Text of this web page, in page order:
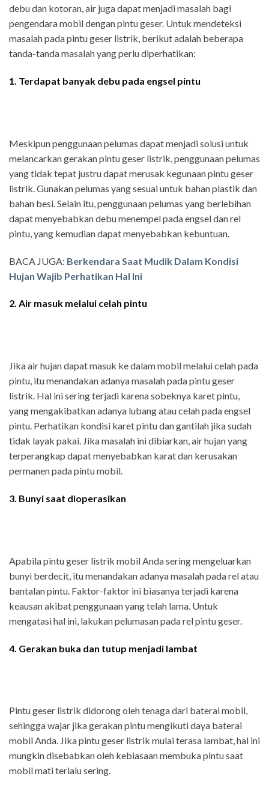
debu dan kotoran, air juga dapat menjadi masalah bagi
pengendara mobil dengan pintu geser. Untuk mendeteksi
masalah pada pintu geser listrik, berikut adalah beberapa
tanda-tanda masalah yang perlu diperhatikan:
1. Terdapat banyak debu pada engsel pintu
Meskipun penggunaan pelumas dapat menjadi solusi untuk
melancarkan gerakan pintu geser listrik, penggunaan pelumas
yang tidak tepat justru dapat merusak kegunaan pintu geser
listrik. Gunakan pelumas yang sesuai untuk bahan plastik dan
bahan besi. Selain itu, penggunaan pelumas yang berlebihan
dapat menyebabkan debu menempel pada engsel dan rel
pintu, yang kemudian dapat menyebabkan kebuntuan.
BACA JUGA: Berkendara Saat Mudik Dalam Kondisi
Hujan Wajib Perhatikan Hal Ini
2. Air masuk melalui celah pintu
Jika air hujan dapat masuk ke dalam mobil melalui celah pada
pintu, itu menandakan adanya masalah pada pintu geser
listrik. Hal ini sering terjadi karena sobeknya karet pintu,
yang mengakibatkan adanya lubang atau celah pada engsel
pintu. Perhatikan kondisi karet pintu dan gantilah jika sudah
tidak layak pakai. Jika masalah ini dibiarkan, air hujan yang
terperangkap dapat menyebabkan karat dan kerusakan
permanen pada pintu mobil.
3. Bunyi saat dioperasikan
Apabila pintu geser listrik mobil Anda sering mengeluarkan
bunyi berdecit, itu menandakan adanya masalah pada rel atau
bantalan pintu. Faktor-faktor ini biasanya terjadi karena
keausan akibat penggunaan yang telah lama. Untuk
mengatasi hal ini, lakukan pelumasan pada rel pintu geser.
4. Gerakan buka dan tutup menjadi lambat
Pintu geser listrik didorong oleh tenaga dari baterai mobil,
sehingga wajar jika gerakan pintu mengikuti daya baterai
mobil Anda. Jika pintu geser listrik mulai terasa lambat, hal ini
mungkin disebabkan oleh kebiasaan membuka pintu saat
mobil mati terlalu sering.